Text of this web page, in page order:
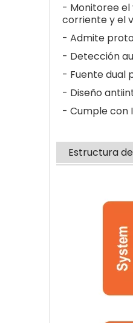
- Monitoree el
corriente y el
- Admite
- Detección
- Fuente dual
- Diseño
- Cumple con
Estructura